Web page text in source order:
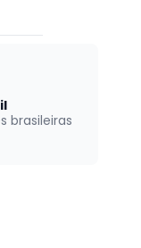
brasileiras